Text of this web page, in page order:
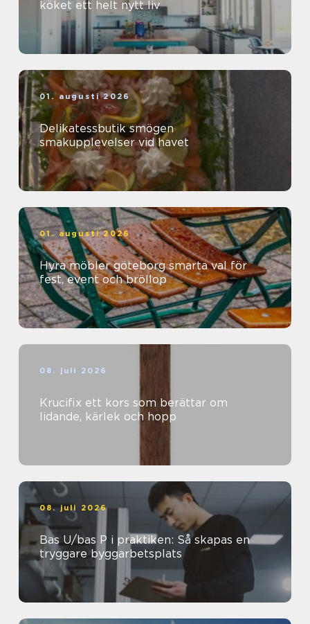
köket ett helt nytt liv
01. augusti 2026
Delikatessbutik smögen
smakupplevelser vid havet
01. augusti 2026
Hyra möbler göteborg smarta val för
fest, event och bröllop
08. juli 2026
Krucifix ett kors som berättar om
lidande, kärlek och hopp
08. juli 2026
Bas U/bas P i praktiken: Så skapas en
tryggare byggarbetsplats